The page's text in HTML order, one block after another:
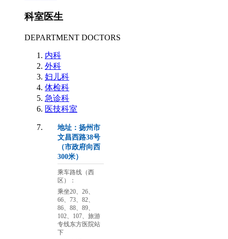
科室医生
DEPARTMENT DOCTORS
内科
外科
妇儿科
体检科
急诊科
医技科室
地址：扬州市
文昌西路38号
（市政府向西
300米）
乘车路线（西
区）：
乘坐20、26、
66、73、82、
86、88、89、
102、107、旅游
专线东方医院站
下